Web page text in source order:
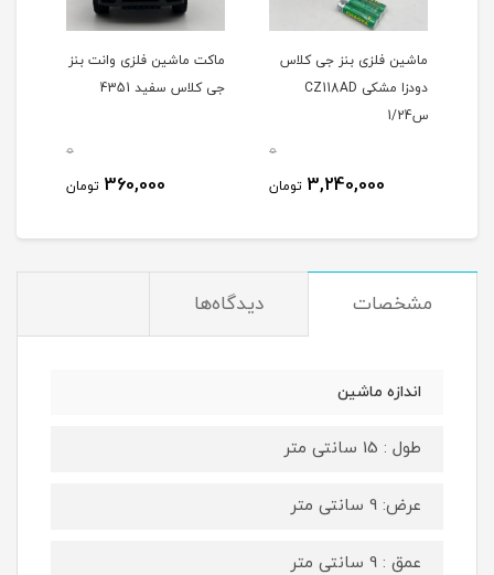
ماشین فلزی بنز جی کلاس
دودزا مشکی CZ118AD
س1/24
0
3,240,000 تومان
ماکت ماشین فلزی وانت بنز
جی کلاس سفید 4351
0
360,000 تومان
مشخصات دیدگاه‌ها
اندازه ماشین
طول : 15 سانتی متر
عرض: 9 سانتی متر
عمق : 9 سانتی متر